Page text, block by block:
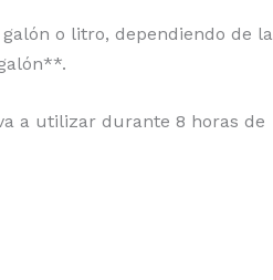
o litro, dependiendo de la
a utilizar durante 8 horas de